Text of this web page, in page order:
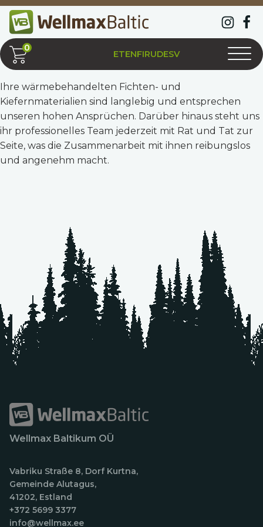
ETENFIRUDESV
Ihre wärmebehandelten Fichten- und
Kiefernmaterialien sind langlebig und entsprechen
unseren hohen Ansprüchen. Darüber hinaus steht uns
ihr professionelles Team jederzeit mit Rat und Tat zur
Seite, was die Zusammenarbeit mit ihnen reibungslos
und angenehm macht.
Wellmax Baltikum OÜ
Vabriku Straße 8, Dorf Kurtna,
Gemeinde Alutagus,
41202, Estland
+372 5699 3377
info@wellmax.ee